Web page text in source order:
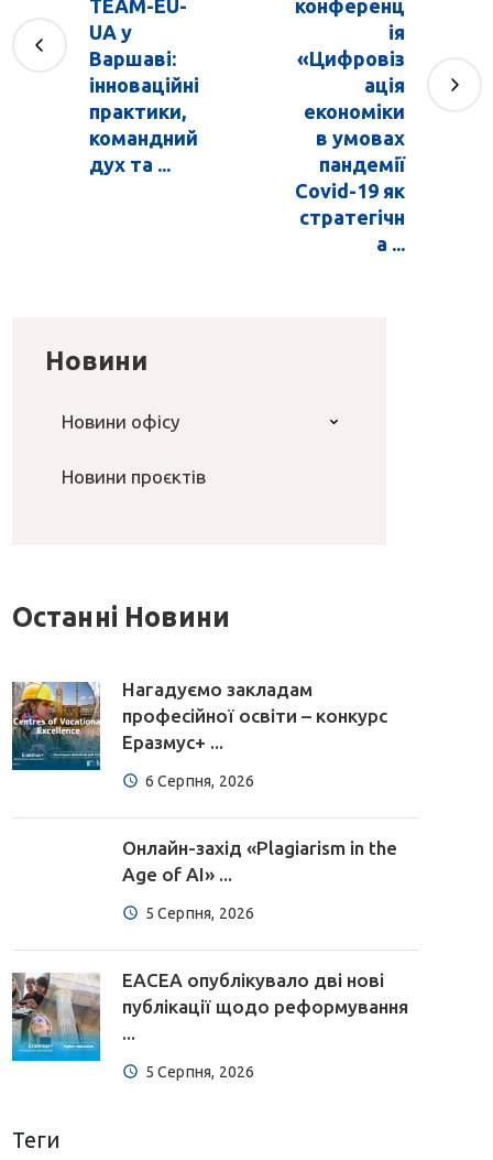
TEAM-EU-
UA у
Варшаві:
інноваційні
практики,
командний
дух та ...
конференц
ія
«Цифровіз
ація
економіки
в умовах
пандемії
Сovid-19 як
стратегічн
а ...
Новини
Новини офісу
Новини проєктів
Останні Новини
Нагадуємо закладам
професійної освіти – конкурс
Еразмус+ ...
6 Серпня, 2026
Онлайн-захід «Plagiarism in the
Age of AI» ...
5 Серпня, 2026
EACEA опублікувало дві нові
публікації щодо реформування
...
5 Серпня, 2026
Теги